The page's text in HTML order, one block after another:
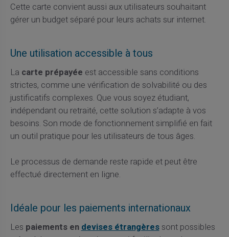
Cette carte convient aussi aux utilisateurs souhaitant
gérer un budget séparé pour leurs achats sur internet.
Une utilisation accessible à tous
La carte prépayée est accessible sans conditions
strictes, comme une vérification de solvabilité ou des
justificatifs complexes. Que vous soyez étudiant,
indépendant ou retraité, cette solution s’adapte à vos
besoins. Son mode de fonctionnement simplifié en fait
un outil pratique pour les utilisateurs de tous âges.
Le processus de demande reste rapide et peut être
effectué directement en ligne.
Idéale pour les paiements internationaux
Les paiements endevises étrangèressont possibles